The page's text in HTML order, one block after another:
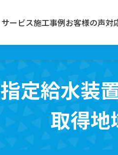
サービス施工事例お客様の声対
指定給水装
取得地